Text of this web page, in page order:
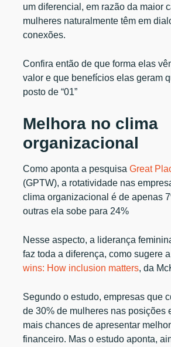
um diferencial, em razão da maior
mulheres naturalmente têm em
conexões.
Confira então de que forma elas
valor e que benefícios elas geram
posto de “01”
Melhora no clima
organizacional
Como aponta a pesquisaGreat
(GPTW), a rotatividade nas
clima organizacional é de apenas
outras ela sobe para 24%
Nesse aspecto, a liderança
faz toda a diferença, como sugere
wins: How inclusion matters, da
Segundo o estudo, empresas que
de 30% de mulheres nas posições
mais chances de apresentar
financeiro. Mas o estudo aponta,